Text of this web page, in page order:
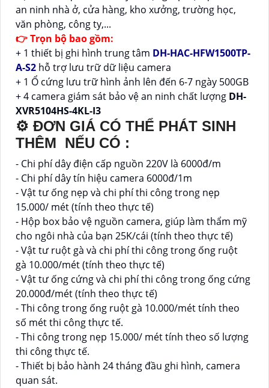
an ninh nhà ở, cửa hàng, kho xưởng, trường học,
văn phòng, công ty,...
👉 Trọn bộ bao gồm:
+ 1 thiết bị ghi hình trung tâm DH-HAC-HFW1500TP-
A-S2 hỗ trợ lưu trữ dữ liệu camera
+ 1 Ổ cứng lưu trữ hình ảnh lên đến 6-7 ngày 500GB
+ 4 camera giám sát bảo vệ an ninh chất lượng DH-
XVR5104HS-4KL-I3
⚙ ĐƠN GIÁ CÓ THỂ PHÁT SINH
THÊM NẾU CÓ :
- Chi phí dây điện cấp nguồn 220V là 6000đ/m
- Chi phí dây tín hiệu camera 6000đ/1m
- Vật tư ống nẹp và chi phí thi công trong nẹp
15.000/ mét (tính theo thực tế)
- Hộp box bảo vệ nguồn camera, giúp làm thẩm mỹ
cho ngôi nhà của bạn 25K/cái (tính theo thực tế)
- Vật tư ruột gà và chi phí thi công trong ống ruột
gà 10.000/mét (tính theo thực tế)
- Vật tư ống cứng và chi phí thi công trong ống cứng
20.000đ/mét (tính theo thực tế)
- Thi công trong ống ruột gà 10.000/mét tính theo
số mét thi công thực tế.
- Thi công trong nẹp 15.000/ mét tính theo số lượng
thi công thực tế.
- Thiết bị bảo hành 24 tháng đầu ghi hình, camera
quan sát.